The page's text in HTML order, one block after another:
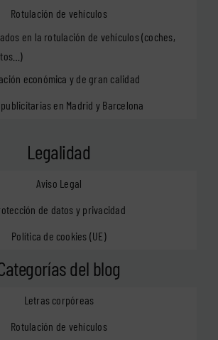
Rotulación de vehículos
en la rotulación de vehículos (coches,
económica y de gran calidad
en Madrid y Barcelona
Legalidad
Aviso Legal
de datos y privacidad
Política de cookies (UE)
del blog
Letras corpóreas
Rotulación de vehículos